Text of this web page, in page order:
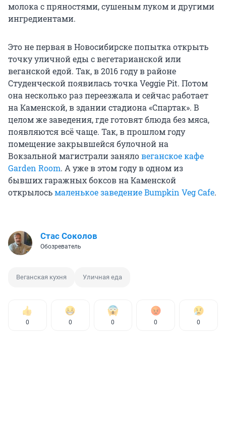
молока с пряностями, сушеным луком и другими
ингредиентами.
Это не первая в Новосибирске попытка открыть
точку уличной еды с вегетарианской или
веганской едой. Так, в 2016 году в районе
Студенческой появилась точка Veggie Pit. Потом
она несколько раз переезжала и сейчас работает
на Каменской, в здании стадиона «Спартак». В
целом же заведения, где готовят блюда без мяса,
появляются всё чаще. Так, в прошлом году
помещение закрывшейся булочной на
Вокзальной магистрали заняловеганское кафе
Garden Room. А уже в этом году в одном из
бывших гаражных боксов на Каменской
открылосьмаленькое заведение Bumpkin Veg Cafe.
Стас Соколов
Обозреватель
Веганская кухня Уличная еда
0 0 0 0 0